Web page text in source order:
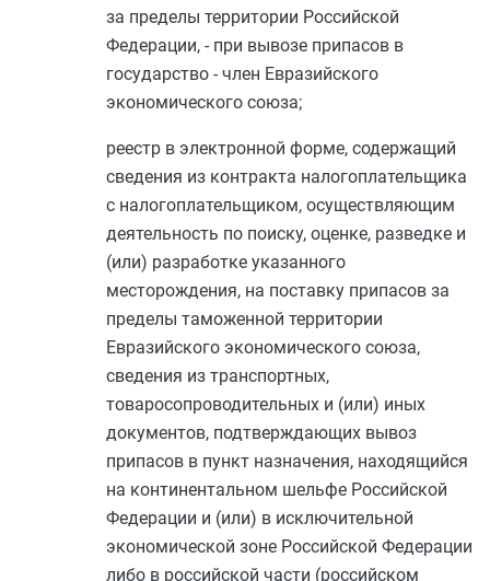
за пределы территории Российской
Федерации, - при вывозе припасов в
государство - член Евразийского
экономического союза;
реестр в электронной форме, содержащий
сведения из контракта налогоплательщика
с налогоплательщиком, осуществляющим
деятельность по поиску, оценке, разведке и
(или) разработке указанного
месторождения, на поставку припасов за
пределы таможенной территории
Евразийского экономического союза,
сведения из транспортных,
товаросопроводительных и (или) иных
документов, подтверждающих вывоз
припасов в пункт назначения, находящийся
на континентальном шельфе Российской
Федерации и (или) в исключительной
экономической зоне Российской Федерации
либо в российской части (российском